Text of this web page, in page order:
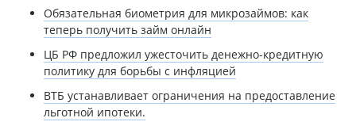
Обязательная биометрия для микрозаймов: как
теперь получить займ онлайн
ЦБ РФ предложил ужесточить денежно-кредитную
политику для борьбы с инфляцией
ВТБ устанавливает ограничения на предоставление
льготной ипотеки.